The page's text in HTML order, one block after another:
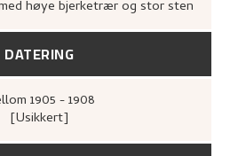
med høye bjerketrær og stor sten
DATERING
1905 - 1908
[Usikkert]